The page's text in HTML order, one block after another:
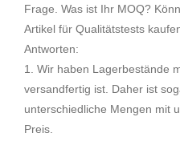
Frage. Was ist Ihr MOQ?
Artikel für Qualitätstests
Antworten:
1. Wir haben Lagerbestände
versandfertig ist. Daher ist
unterschiedliche Mengen mit
Preis.